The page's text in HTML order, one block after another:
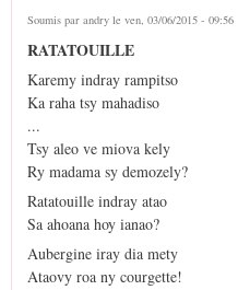
Soumis par andry le ven, 03/06/2015 - 09:56
RATATOUILLE
Karemy indray rampitso
Ka raha tsy mahadiso
...
Tsy aleo ve miova kely
Ry madama sy demozely?
Ratatouille indray atao
Sa ahoana hoy ianao?
Aubergine iray dia mety
Ataovy roa ny courgette!